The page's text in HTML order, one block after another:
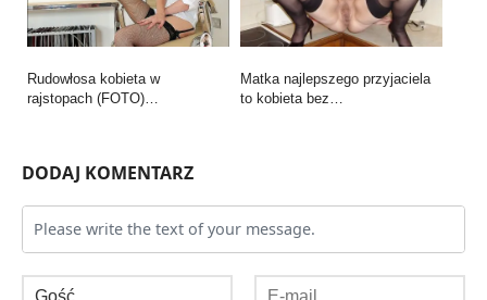
Rudowłosa kobieta w
rajstopach (FOTO)…
Matka najlepszego przyjaciela
to kobieta bez…
DODAJ KOMENTARZ